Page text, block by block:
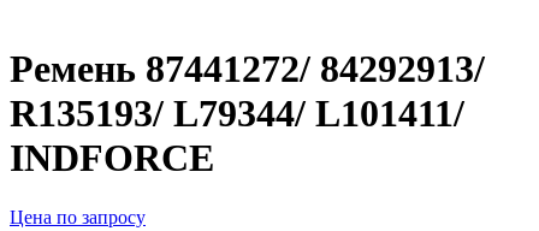
Ремень 87441272/ 84292913/
R135193/ L79344/ L101411/
INDFORCE
Цена по запросу